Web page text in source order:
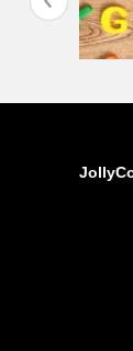
な遊